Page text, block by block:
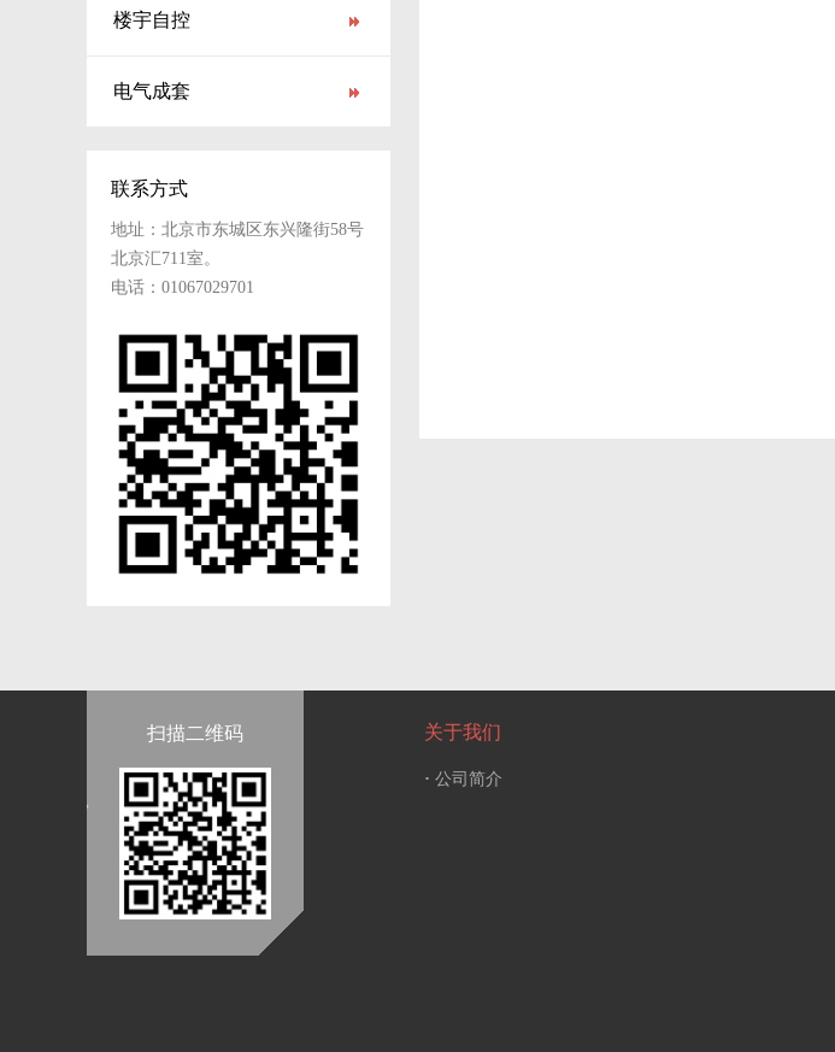
楼宇自控
电气成套
联系方式
地址：北京市东城区东兴隆街58号
北京汇711室。
电话：01067029701
扫描二维码 关于我们
· 公司简介